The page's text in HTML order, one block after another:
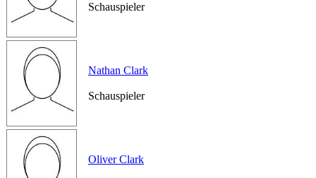
Schauspieler
Nathan Clark
Schauspieler
Oliver Clark